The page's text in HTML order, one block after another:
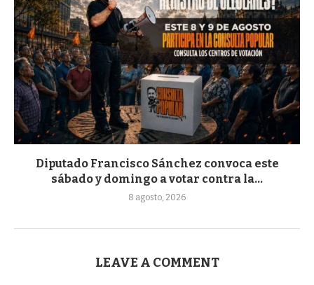
Diputado Francisco Sánchez convoca este
sábado y domingo a votar contra la...
8 agosto, 2026
LEAVE A COMMENT